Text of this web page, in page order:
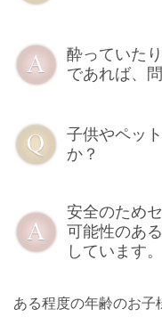
酔っていた
であれば、
子供やペッ
か？
安全のため
可能性のあ
しています。
ある程度の年齢のお子